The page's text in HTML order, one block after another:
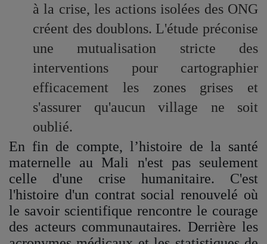
à la crise, les actions isolées des ONG
créent des doublons. L'étude préconise
une mutualisation stricte des
interventions pour cartographier
efficacement les zones grises et
s'assurer qu'aucun village ne soit
oublié.
En fin de compte, l’histoire de la santé
maternelle au Mali n'est pas seulement
celle d'une crise humanitaire. C'est
l'histoire d'un contrat social renouvelé où
le savoir scientifique rencontre le courage
des acteurs communautaires. Derrière les